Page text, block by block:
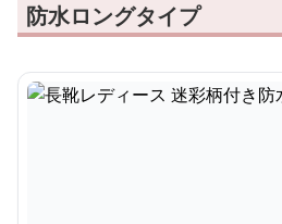
防水ロングタイプ